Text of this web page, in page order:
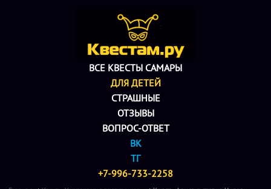
ВСЕ КВЕСТЫ САМАРЫ
ДЛЯ ДЕТЕЙ
СТРАШНЫЕ
ОТЗЫВЫ
ВОПРОС-ОТВЕТ
ВК
ТГ
+7-996-733-2258